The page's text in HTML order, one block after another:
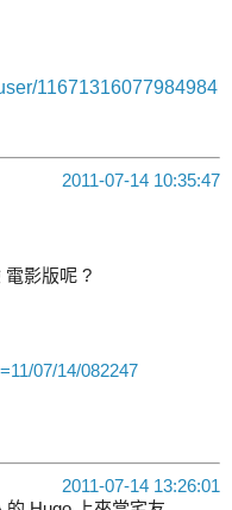
11671316077984984
2011-07-14 10:35:47
電影版呢 ?
07/14/082247
2011-07-14 13:26:01